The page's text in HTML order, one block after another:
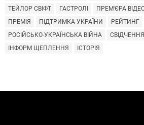
ТЕЙЛОР СВІФТ
ГАСТРОЛІ ПРЕМ'ЄРА
ПРЕМІЯ
ПІДТРИМКА УКРАЇНИ
РЕЙТИНГ
РОСІЙСЬКО-УКРАЇНСЬКА ВІЙНА
ІНФОРМ ЩЕПЛЕННЯ
ІСТОРІЯ